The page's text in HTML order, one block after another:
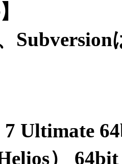
7 Ultimate
） 64bit